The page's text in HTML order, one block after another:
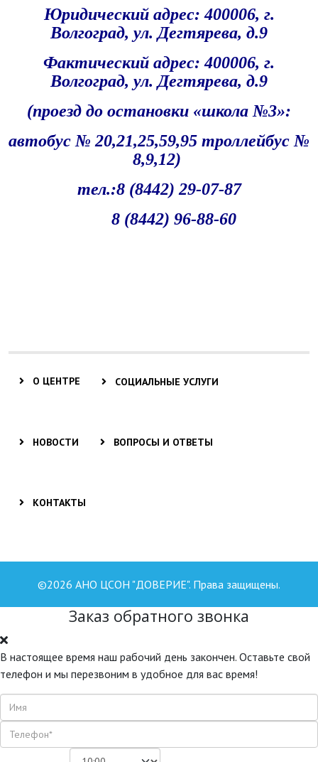
Юридический адрес: 400006, г.
Волгоград, ул. Дегтярева, д.9
Фактический адрес: 400006, г.
Волгоград, ул. Дегтярева, д.9
(проезд до остановки «школа №3»:
автобус № 20,21,25,59,95 троллейбус №
8,9,12)
тел.:8 (8442) 29-07-87
8 (8442) 96-88-60
О ЦЕНТРЕ СОЦИАЛЬНЫЕ УСЛУГИ
НОВОСТИ ВОПРОСЫ И ОТВЕТЫ
КОНТАКТЫ
©2026 АНО ЦСОН "ДОВЕРИЕ". Права защищены.
Заказ обратного звонка
В настоящее время наш рабочий день закончен. Оставьте свой
телефон и мы перезвоним в удобное для вас время!